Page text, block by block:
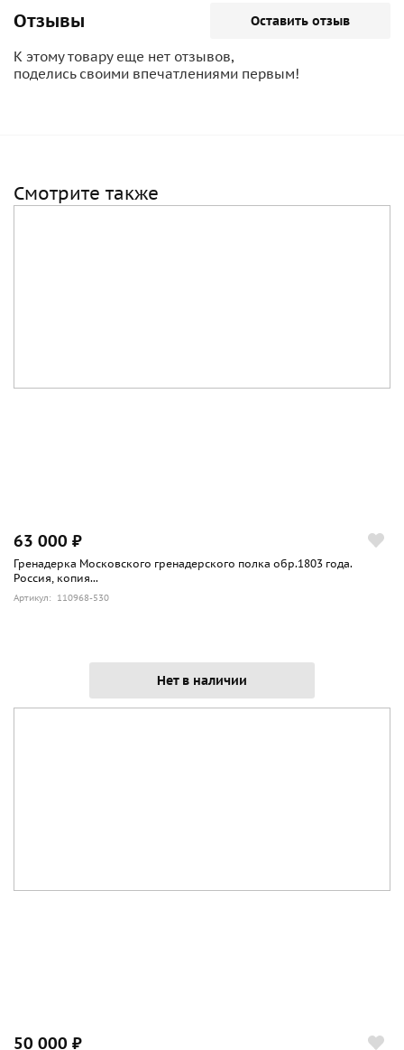
Отзывы Оставить отзыв
К этому товару еще нет отзывов,
поделись своими впечатлениями первым!
Смотрите также
63 000 ₽
Гренадерка Московского гренадерского полка обр.1803 года.
Россия, копия...
Артикул: 110968-530
Нет в наличии
50 000 ₽